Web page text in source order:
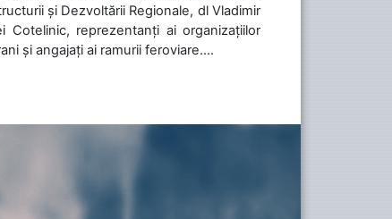
și Dezvoltării Regionale, dl Vladimir
Cotelinic, reprezentanți ai organizațiilor
și angajați ai ramurii feroviare....